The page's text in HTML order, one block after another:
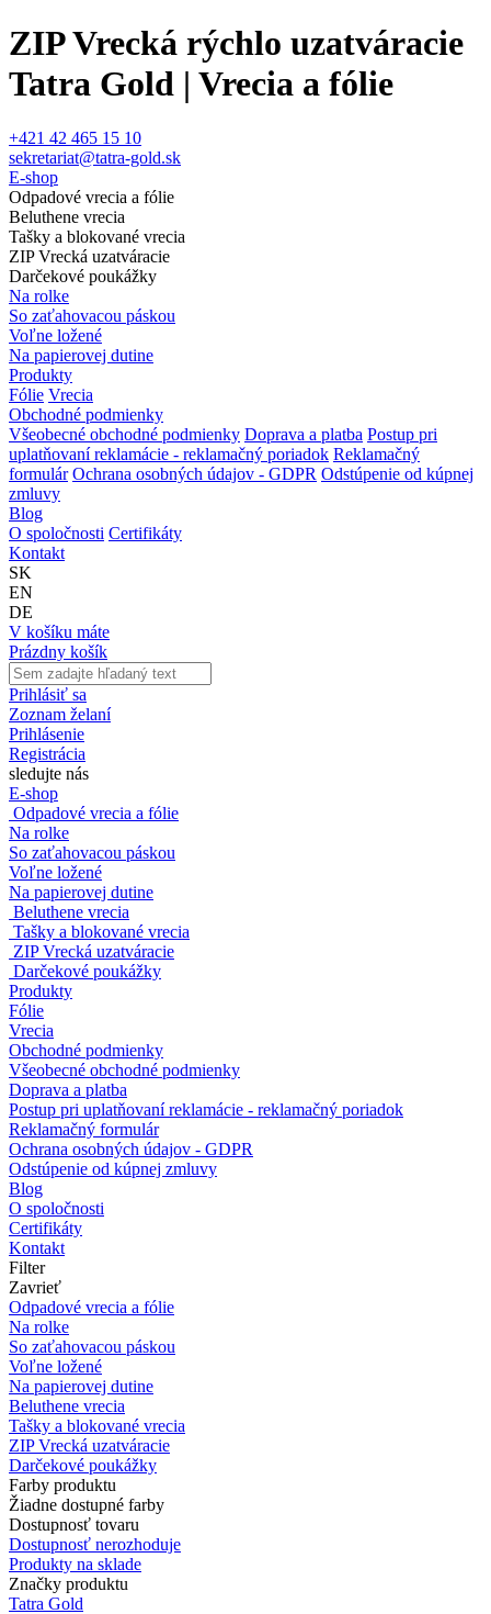
ZIP Vrecká rýchlo uzatváracie
Tatra Gold | Vrecia a fólie
+421 42 465 15 10
sekretariat@tatra-gold.sk
E-shop
Odpadové vrecia a fólie
Beluthene vrecia
Tašky a blokované vrecia
ZIP Vrecká uzatváracie
Darčekové poukážky
Na rolke
So zaťahovacou páskou
Voľne ložené
Na papierovej dutine
Produkty
Fólie Vrecia
Obchodné podmienky
Všeobecné obchodné podmienky Doprava a platba Postup pri
uplatňovaní reklamácie - reklamačný poriadok Reklamačný
formulár Ochrana osobných údajov - GDPR Odstúpenie od kúpnej
zmluvy
Blog
O spoločnosti Certifikáty
Kontakt
SK
EN
DE
V košíku máte
Prázdny košík
Prihlásiť sa
Zoznam želaní
Prihlásenie
Registrácia
sledujte nás
E-shop
Odpadové vrecia a fólie
Na rolke
So zaťahovacou páskou
Voľne ložené
Na papierovej dutine
Beluthene vrecia
Tašky a blokované vrecia
ZIP Vrecká uzatváracie
Darčekové poukážky
Produkty
Fólie
Vrecia
Obchodné podmienky
Všeobecné obchodné podmienky
Doprava a platba
Postup pri uplatňovaní reklamácie - reklamačný poriadok
Reklamačný formulár
Ochrana osobných údajov - GDPR
Odstúpenie od kúpnej zmluvy
Blog
O spoločnosti
Certifikáty
Kontakt
Filter
Zavrieť
Odpadové vrecia a fólie
Na rolke
So zaťahovacou páskou
Voľne ložené
Na papierovej dutine
Beluthene vrecia
Tašky a blokované vrecia
ZIP Vrecká uzatváracie
Darčekové poukážky
Farby produktu
Žiadne dostupné farby
Dostupnosť tovaru
Dostupnosť nerozhoduje
Produkty na sklade
Značky produktu
Tatra Gold